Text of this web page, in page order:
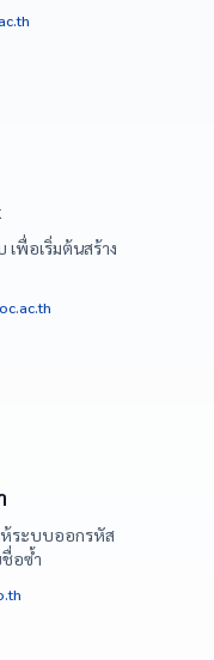
พื่อเริ่มต้นสร้าง
ห้ระบบออกรหัส
อซ้ำ